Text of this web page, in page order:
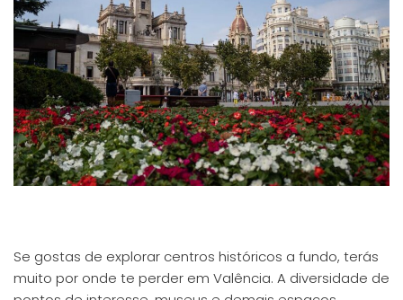
Se gostas de explorar centros históricos a fundo, terás
muito por onde te perder em Valência. A diversidade de